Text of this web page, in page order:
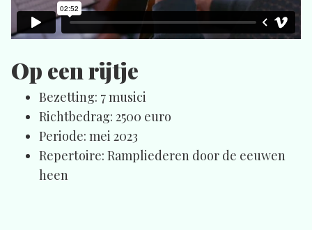
Op een rijtje
Bezetting: 7 musici
Richtbedrag: 2500 euro
Periode: mei 2023
Repertoire: Rampliederen door de eeuwen
heen